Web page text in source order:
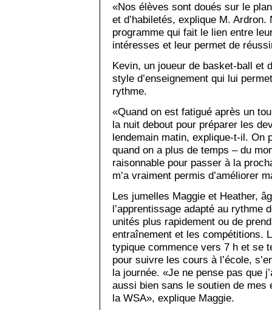
«Nos élèves sont doués sur le
et d’habiletés, explique M.
programme qui fait le lien entre
intéresses et leur permet de
Kevin, un joueur de basket-ball et
style d’enseignement qui lui
rythme.
«Quand on est fatigué après un
la nuit debout pour préparer les
lendemain matin, explique-t-il. On
quand on a plus de temps – du
raisonnable pour passer à la
m’a vraiment permis d’améliorer
Les jumelles Maggie et Heather,
l’apprentissage adapté au rythme
unités plus rapidement ou de
entraînement et les compétitions.
typique commence vers 7 h et se
pour suivre les cours à l’école,
la journée. «Je ne pense pas que
aussi bien sans le soutien de mes
la WSA», explique Maggie.